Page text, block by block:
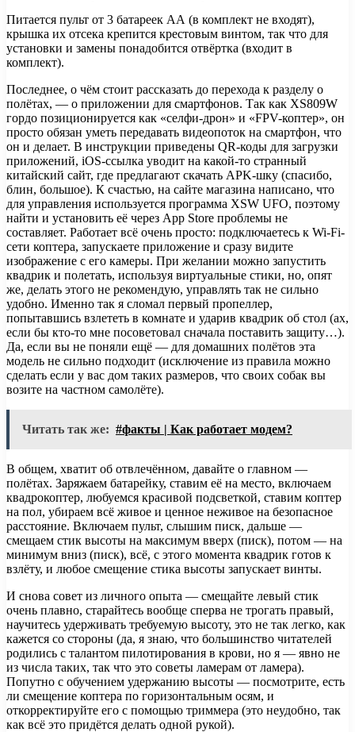
Питается пульт от 3 батареек АА (в комплект не входят),
крышка их отсека крепится крестовым винтом, так что для
установки и замены понадобится отвёртка (входит в
комплект).
Последнее, о чём стоит рассказать до перехода к разделу о
полётах, — о приложении для смартфонов. Так как XS809W
гордо позиционируется как «селфи-дрон» и «FPV-коптер», он
просто обязан уметь передавать видеопоток на смартфон, что
он и делает. В инструкции приведены QR-коды для загрузки
приложений, iOS-ссылка уводит на какой-то странный
китайский сайт, где предлагают скачать APK-шку (спасибо,
блин, большое). К счастью, на сайте магазина написано, что
для управления используется программа XSW UFO, поэтому
найти и установить её через App Store проблемы не
составляет. Работает всё очень просто: подключаетесь к Wi-Fi-
сети коптера, запускаете приложение и сразу видите
изображение с его камеры. При желании можно запустить
квадрик и полетать, используя виртуальные стики, но, опят
же, делать этого не рекомендую, управлять так не сильно
удобно. Именно так я сломал первый пропеллер,
попытавшись взлететь в комнате и ударив квадрик об стол (ах,
если бы кто-то мне посоветовал сначала поставить защиту…).
Да, если вы не поняли ещё — для домашних полётов эта
модель не сильно подходит (исключение из правила можно
сделать если у вас дом таких размеров, что своих собак вы
возите на частном самолёте).
Читать так же: #факты | Как работает модем?
В общем, хватит об отвлечённом, давайте о главном —
полётах. Заряжаем батарейку, ставим её на место, включаем
квадрокоптер, любуемся красивой подсветкой, ставим коптер
на пол, убираем всё живое и ценное неживое на безопасное
расстояние. Включаем пульт, слышим писк, дальше —
смещаем стик высоты на максимум вверх (писк), потом — на
минимум вниз (писк), всё, с этого момента квадрик готов к
взлёту, и любое смещение стика высоты запускает винты.
И снова совет из личного опыта — смещайте левый стик
очень плавно, старайтесь вообще сперва не трогать правый,
научитесь удерживать требуемую высоту, это не так легко, как
кажется со стороны (да, я знаю, что большинство читателей
родились с талантом пилотирования в крови, но я — явно не
из числа таких, так что это советы ламерам от ламера).
Попутно с обучением удержанию высоты — посмотрите, есть
ли смещение коптера по горизонтальным осям, и
откорректируйте его с помощью триммера (это неудобно, так
как всё это придётся делать одной рукой).